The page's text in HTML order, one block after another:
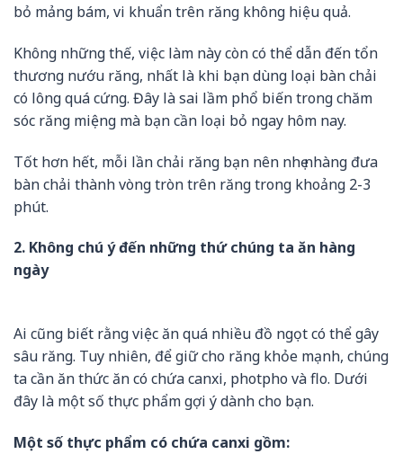
bỏ mảng bám, vi khuẩn trên răng không hiệu quả.
Không những thế, việc làm này còn có thể dẫn đến tổn
thương nướu răng, nhất là khi bạn dùng loại bàn chải
có lông quá cứng. Đây là sai lầm phổ biến trong chăm
sóc răng miệng mà bạn cần loại bỏ ngay hôm nay.
Tốt hơn hết, mỗi lần chải răng bạn nên nhẹ nhàng đưa
bàn chải thành vòng tròn trên răng trong khoảng 2-3
phút.
2. Không chú ý đến những thứ chúng ta ăn hàng
ngày
Ai cũng biết rằng việc ăn quá nhiều đồ ngọt có thể gây
sâu răng. Tuy nhiên, để giữ cho răng khỏe mạnh, chúng
ta cần ăn thức ăn có chứa canxi, photpho và flo. Dưới
đây là một số thực phẩm gợi ý dành cho bạn.
Một số thực phẩm có chứa canxi gồm: